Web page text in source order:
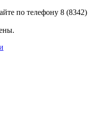
по телефону 8 (8342)